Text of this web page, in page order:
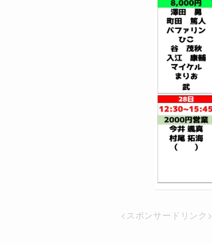
<スポンサードリンク>